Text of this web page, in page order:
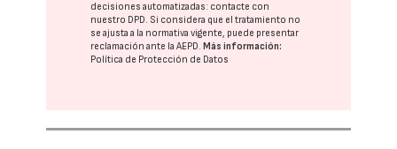
decisiones automatizadas: contacte con
nuestro DPD. Si considera que el tratamiento no
se ajusta a la normativa vigente, puede presentar
reclamación ante laAEPD.Más información:
Política de Protección de Datos